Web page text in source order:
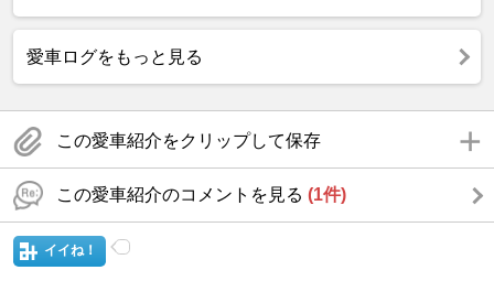
愛車ログをもっと見る
この愛車紹介をクリップして保存
この愛車紹介のコメントを見る (1件)
イイね！